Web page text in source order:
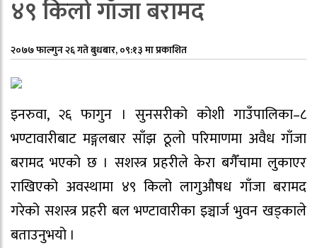
४९ किलो गाँजा बरामद
२०७७ फाल्गुन २६ गते बुधबार, ०९:१३ मा प्रकाशित
इनरुवा, २६ फागुन । सुनसरीको कोशी गाउँपालिका–८
भण्टावारीबाट मङ्गलबार साँझ ठूलो परिमाणमा अवैध गाँजा
बरामद भएको छ । सशस्त्र प्रहरीले केरा बगैँचामा लुकाएर
राखिएको अवस्थामा ४९ किलो लागुऔषध गाँजा बरामद
गरेको सशस्त्र प्रहरी बल भण्टावारीका इञ्चार्ज भुवन खड्काले
बताउनुभयो ।